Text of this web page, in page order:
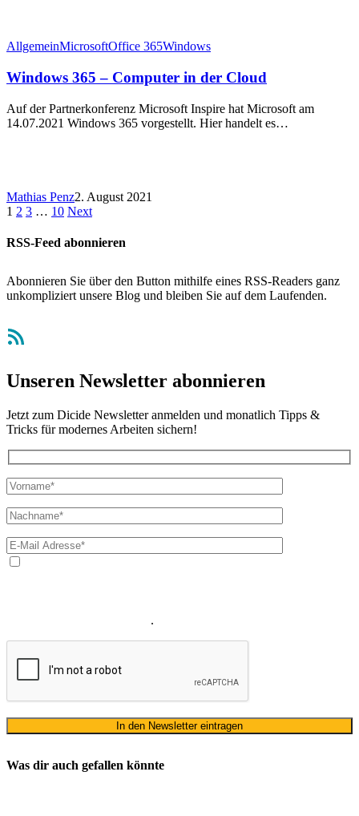
AllgemeinMicrosoftOffice 365Windows
Windows 365 – Computer in der Cloud
Auf der Partnerkonferenz Microsoft Inspire hat Microsoft am
14.07.2021 Windows 365 vorgestellt. Hier handelt es…
Mathias Penz2. August 2021
1 2 3 … 10 Next
RSS-Feed abonnieren
Abonnieren Sie über den Button mithilfe eines RSS-Readers ganz
unkompliziert unsere Blog und bleiben Sie auf dem Laufenden.
RSS-Feed
Unseren Newsletter abonnieren
Jetzt zum Dicide Newsletter anmelden und monatlich Tipps &
Tricks für modernes Arbeiten sichern!
.
Was dir auch gefallen könnte